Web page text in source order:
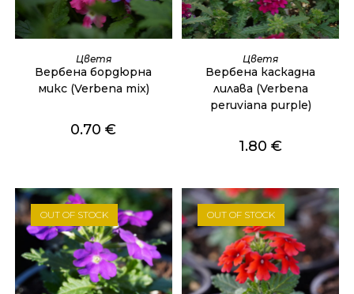
ОЩЕ
Цветя
Вербена бордюрна
микс (Verbena mix)
0.70€
ОЩЕ
Цветя
Вербена каскадна
лилава (Verbena
peruviana purple)
1.80€
OUT OF STOCK OUT OF STOCK